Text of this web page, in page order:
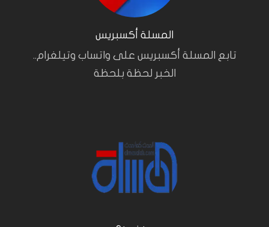
المسلة أكسبريس
تابع المسلة أكسبريس على واتساب وتيلغرام..
الخبر لحظة بلحظة